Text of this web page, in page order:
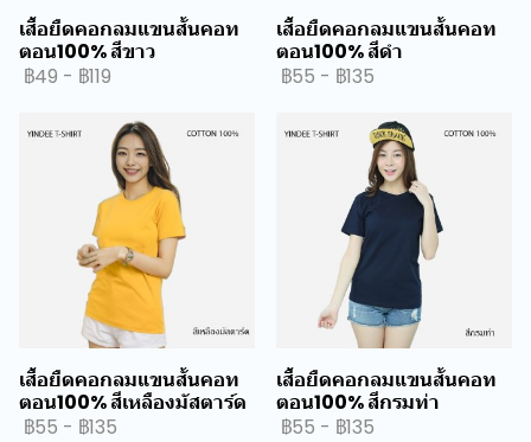
เสื้อยืดคอกลมแขนสั้นคอท
ตอน100% สีขาว
฿49 - ฿119
เสื้อยืดคอกลมแขนสั้นคอท
ตอน100% สีดำ
฿55 - ฿135
เสื้อยืดคอกลมแขนสั้นคอท
ตอน100% สีเหลืองมัสตาร์ด
฿55 - ฿135
เสื้อยืดคอกลมแขนสั้นคอท
ตอน100% สีกรมท่า
฿55 - ฿135